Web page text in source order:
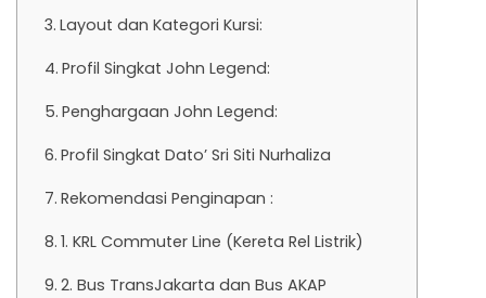
Layout dan Kategori Kursi:
Profil Singkat John Legend:
Penghargaan John Legend:
Profil Singkat Dato’ Sri Siti Nurhaliza
Rekomendasi Penginapan :
1. KRL Commuter Line (Kereta Rel Listrik)
2. Bus TransJakarta dan Bus AKAP